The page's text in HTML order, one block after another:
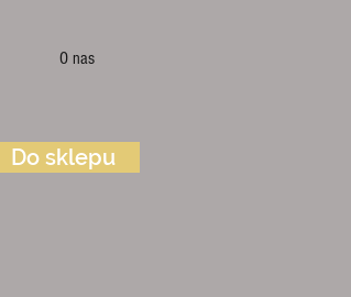
O nas
Do sklepu